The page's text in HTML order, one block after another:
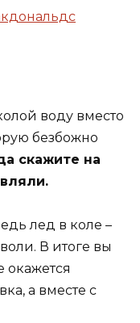
воду вместо
безбожно
скажите на
лед в коле –
В итоге вы
окажется
а вместе с